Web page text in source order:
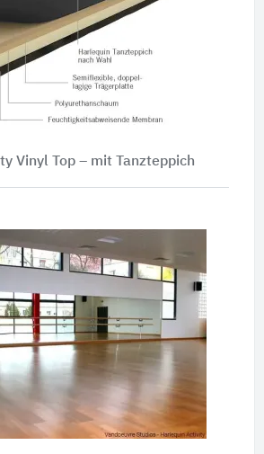
Vinyl Top – mit Tanzteppich